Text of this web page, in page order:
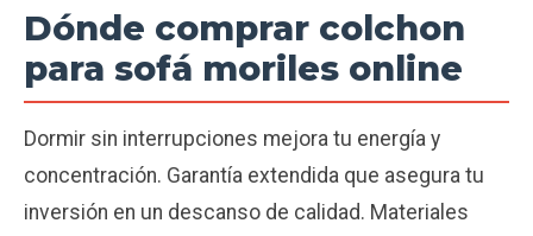
Dónde comprar colchon
para sofá moriles online
Dormir sin interrupciones mejora tu energía y
concentración. Garantía extendida que asegura tu
inversión en un descanso de calidad. Materiales